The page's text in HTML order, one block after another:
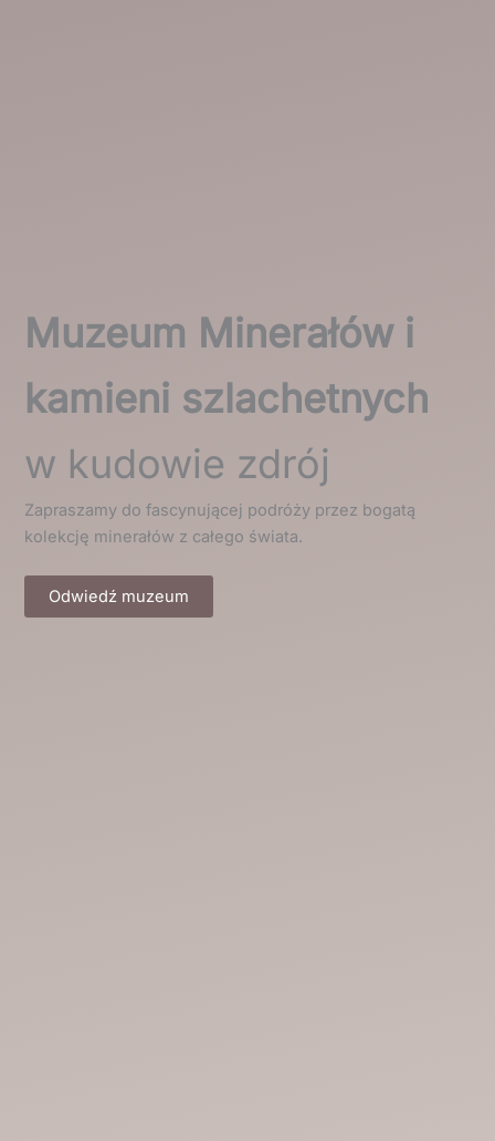
Muzeum Minerałów i
kamieni szlachetnych
w kudowie zdrój
Zapraszamy do fascynującej podróży przez bogatą
kolekcję minerałów z całego świata.
Odwiedź muzeum